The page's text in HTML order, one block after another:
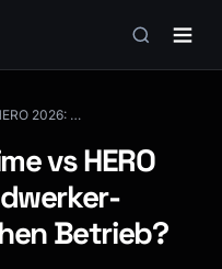
Plancraft vs ToolTime vs HERO 2026: Welche Handwerker-Software für welchen Betrieb?
vs HERO
Betrieb?